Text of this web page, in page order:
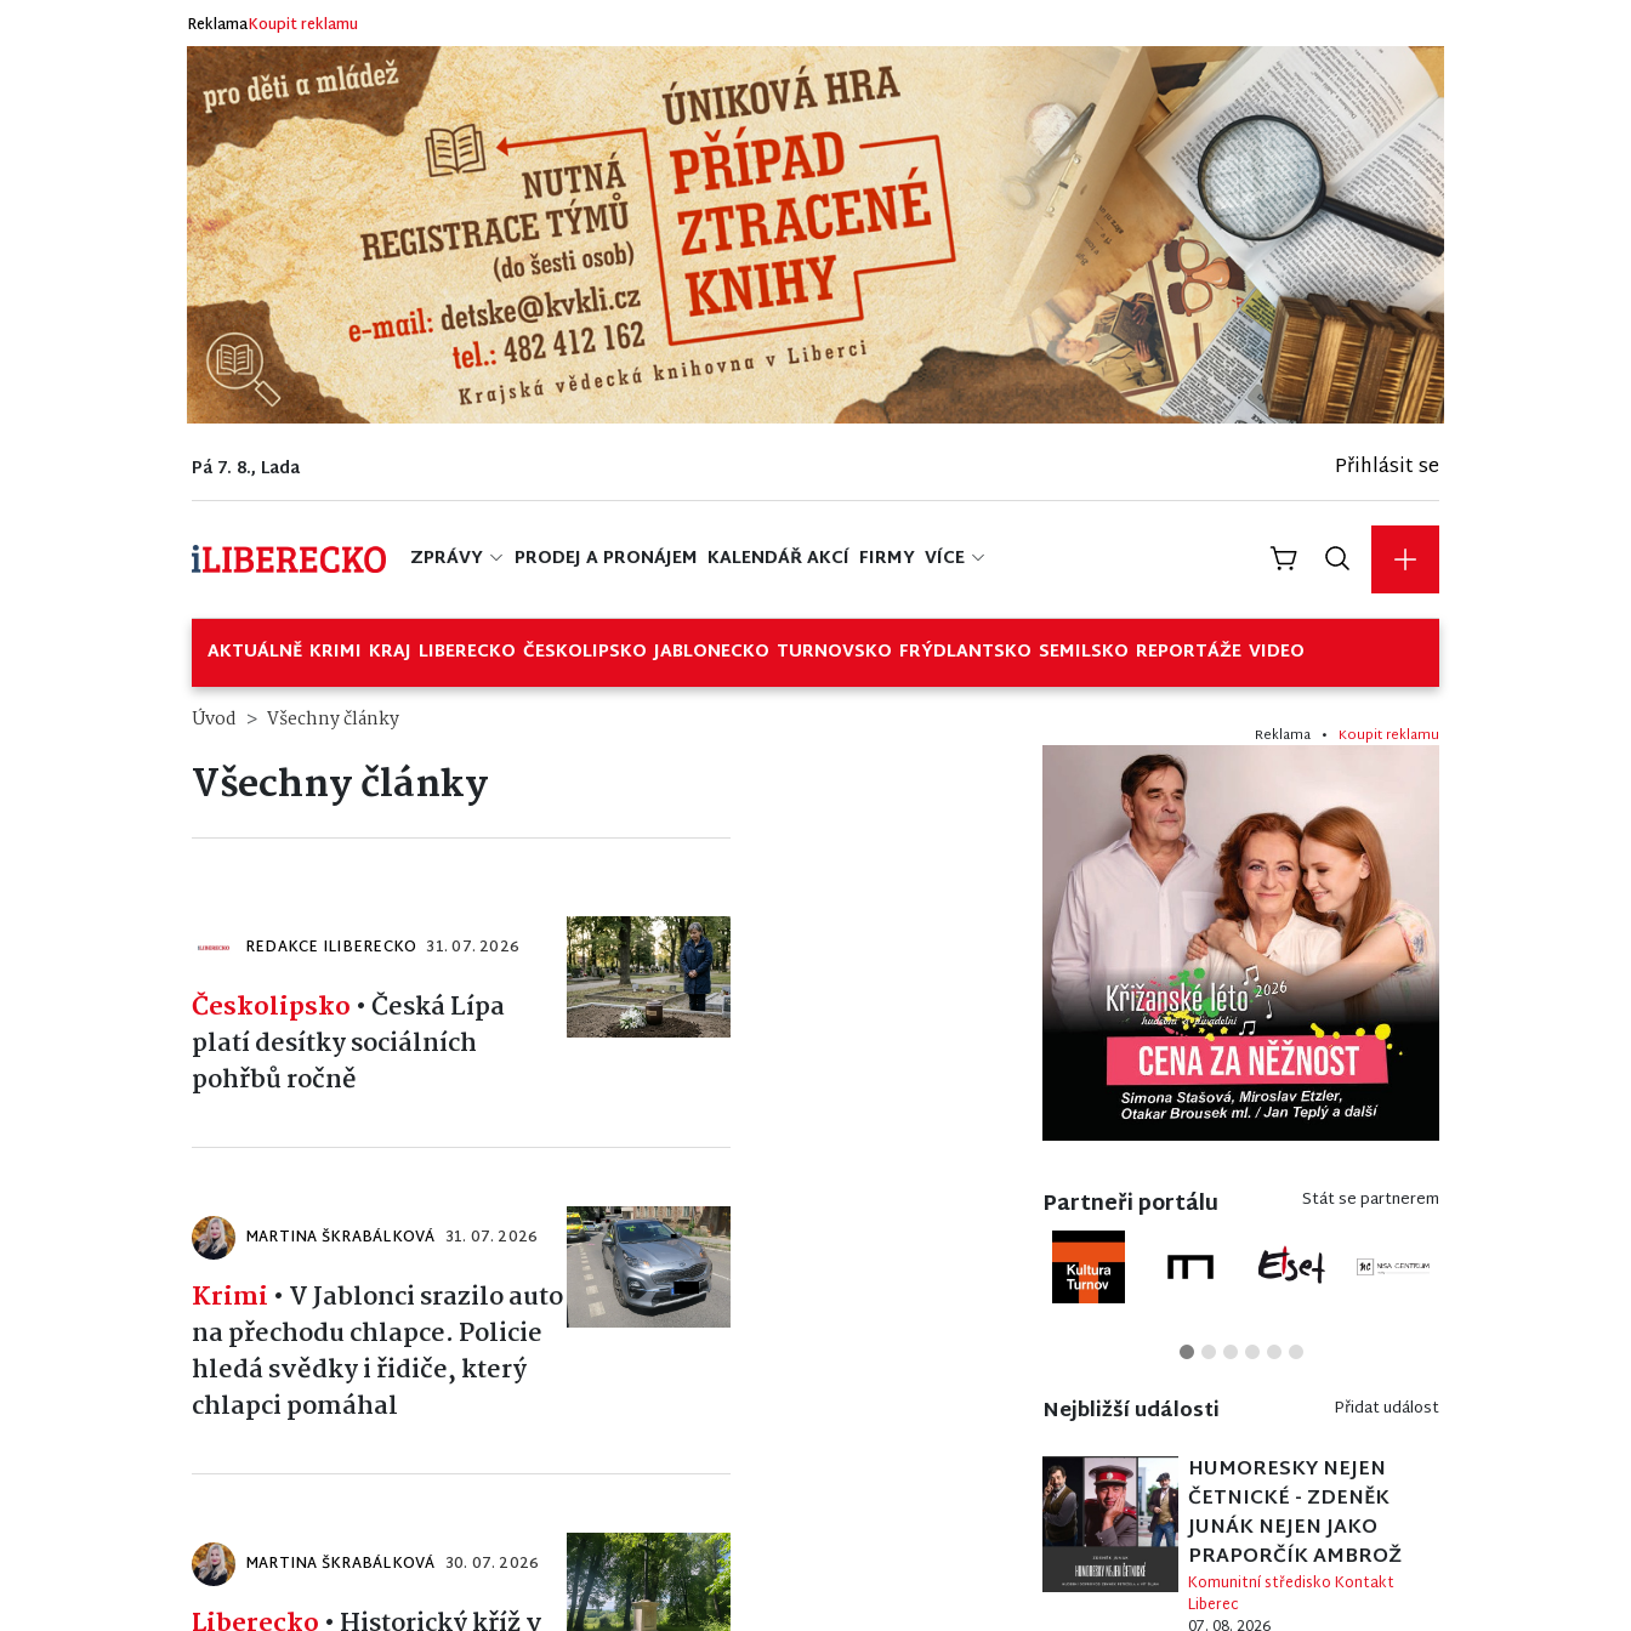
ReklamaKoupit reklamu
Pá 7. 8., Lada Přihlásit se
ZPRÁVY PRODEJ A PRONÁJEM KALENDÁŘ AKCÍ FIRMY VÍCE
AKTUÁLNĚ KRIMI KRAJ LIBERECKO ČESKOLIPSKO JABLONECKO TURNOVSKO FRÝDLANTSKO SEMILSKO REPORTÁŽE VIDEO
Úvod Všechny články
Všechny články
REDAKCE ILIBERECKO 31. 07. 2026
Českolipsko •Česká Lípa
platí desítky sociálních
pohřbů ročně
MARTINA ŠKRABÁLKOVÁ 31. 07. 2026
Krimi • V Jablonci srazilo auto
na přechodu chlapce. Policie
hledá svědky i řidiče, který
chlapci pomáhal
MARTINA ŠKRABÁLKOVÁ 30. 07. 2026
Reklama • Koupit reklamu
Partneři portálu Stát se partnerem
Nejbližší události Přidat událost
HUMORESKY NEJEN
ČETNICKÉ - ZDENĚK
JUNÁK NEJEN JAKO
PRAPORČÍK AMBROŽ
Komunitní středisko Kontakt
Liberec